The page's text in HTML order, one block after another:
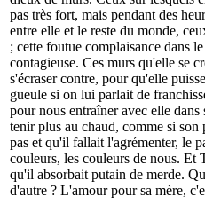
pas très fort, mais pendant des
entre elle et le reste du monde,
; cette foutue complaisance dans
contagieuse. Ces murs qu'elle se
s'écraser contre, pour qu'elle
gueule si on lui parlait de
pour nous entraîner avec elle
tenir plus au chaud, comme si
pas et qu'il fallait l'agrémenter, le
couleurs, les couleurs de nous.
qu'il absorbait putain de merde.
d'autre ? L'amour pour sa mère,